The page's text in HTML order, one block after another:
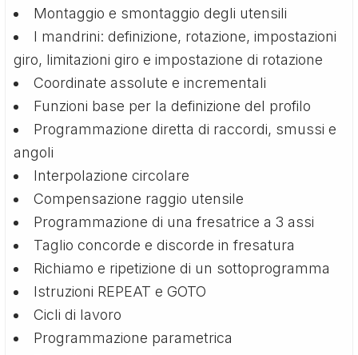
Montaggio e smontaggio degli utensili
I mandrini: definizione, rotazione, impostazioni
giro, limitazioni giro e impostazione di rotazione
Coordinate assolute e incrementali
Funzioni base per la definizione del profilo
Programmazione diretta di raccordi, smussi e
angoli
Interpolazione circolare
Compensazione raggio utensile
Programmazione di una fresatrice a 3 assi
Taglio concorde e discorde in fresatura
Richiamo e ripetizione di un sottoprogramma
Istruzioni REPEAT e GOTO
Cicli di lavoro
Programmazione parametrica